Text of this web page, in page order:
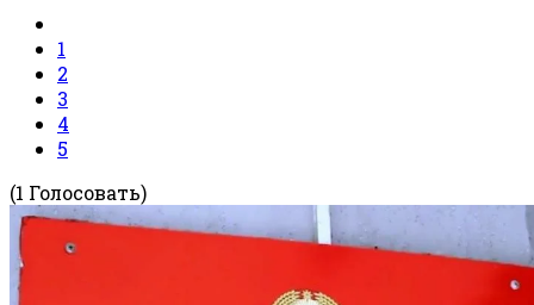
1
2
3
4
5
(1 Голосовать)